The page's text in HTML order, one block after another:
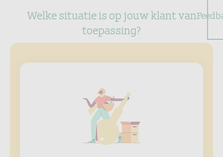
Welke situatie is op jouw klant van
toepassing?